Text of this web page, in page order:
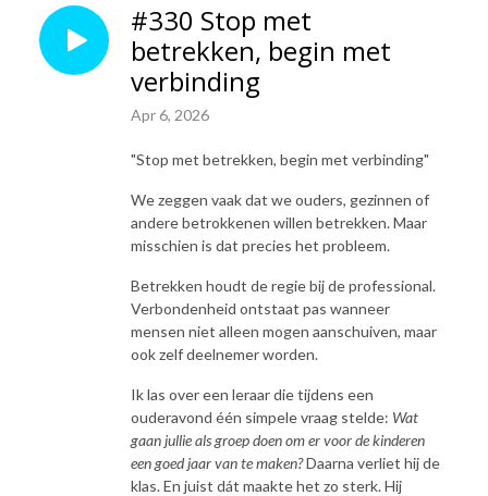
#330 Stop met
betrekken, begin met
verbinding
Apr 6, 2026
"Stop met betrekken, begin met verbinding"
We zeggen vaak dat we ouders, gezinnen of
andere betrokkenen willen betrekken. Maar
misschien is dat precies het probleem.
Betrekken houdt de regie bij de professional.
Verbondenheid ontstaat pas wanneer
mensen niet alleen mogen aanschuiven, maar
ook zelf deelnemer worden.
Ik las over een leraar die tijdens een
ouderavond één simpele vraag stelde: Wat
gaan jullie als groep doen om er voor de kinderen
een goed jaar van te maken?Daarna verliet hij de
klas. En juist dát maakte het zo sterk. Hij